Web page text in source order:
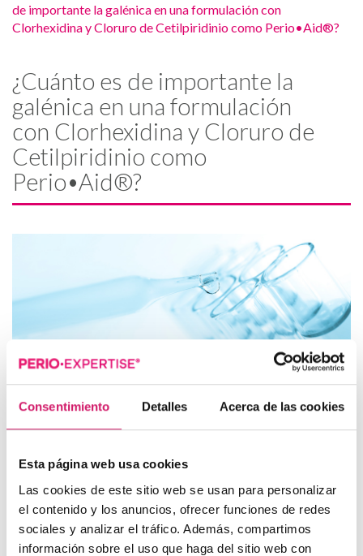
Consentimiento Detalles Acerca de las cookies
Esta página web usa cookies
Las cookies de este sitio web se usan para personalizar
el contenido y los anuncios, ofrecer funciones de redes
sociales y analizar el tráfico. Además, compartimos
información sobre el uso que haga del sitio web con
de importante la galénica en una formulación con
Clorhexidina y Cloruro de Cetilpiridinio como Perio•Aid®?
¿Cuánto es de importante la
galénica en una formulación
con Clorhexidina y Cloruro de
Cetilpiridinio como
Perio•Aid®?
En el presente artículo el Dr. Alberto Massoli, responsable del
peculiaridades de la molécula de Clorhexidina(CHX), el
antiséptico Gold Standarden el tratamiento de las
combinación con la molécula de Cloruro de Cetilpiridinio
Un repaso al descubrimiento de laClorhexidina, a su
elevada actividad antiséptica y antiplaca, su excelente
sustantividad, son algunos de los puntos más interesantes que